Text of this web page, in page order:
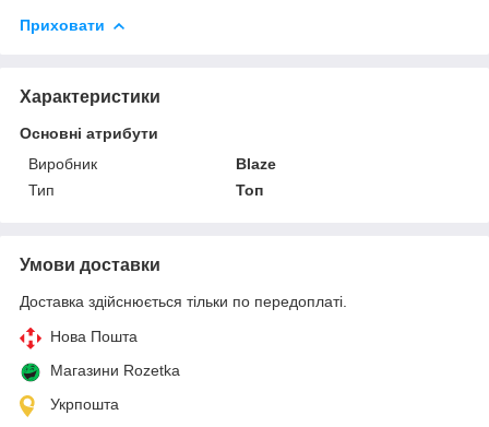
Приховати
Характеристики
Основні атрибути
Виробник
Blaze
Тип
Топ
Умови доставки
Доставка здійснюється тільки по передоплаті.
Нова Пошта
Магазини Rozetka
Укрпошта